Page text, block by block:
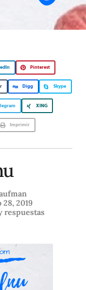
Pinterest
Digg Skype
XING
Imprimir
28, 2019
respuestas